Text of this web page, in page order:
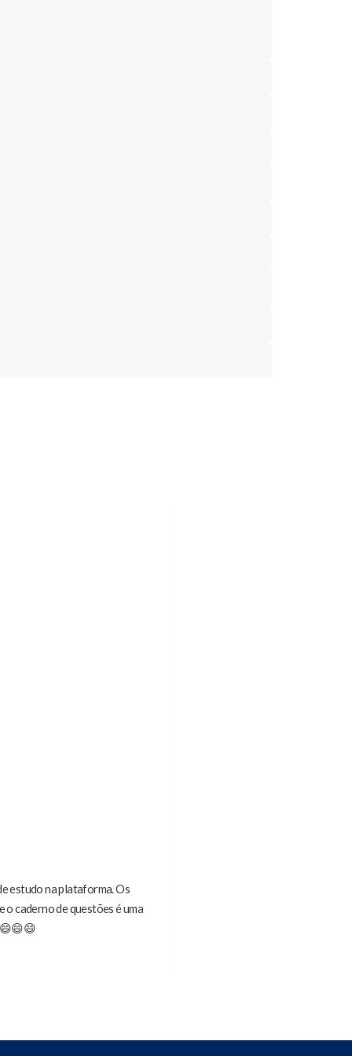
estudo na plataforma. Os
o caderno de questões é uma
😄😄😄